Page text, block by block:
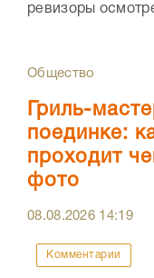
ревизоры
Общество
Гриль-
поединке:
проходит
фото
08.08.2026 14:19
Комментарии